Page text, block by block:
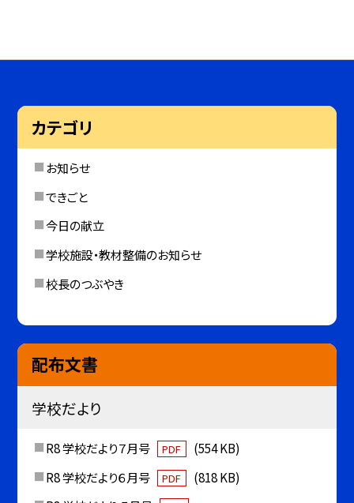
カテゴリ
お知らせ
できごと
今日の献立
学校施設・教材整備のお知らせ
校長のつぶやき
配布文書
学校だより
R8 学校だより７月号 PDF
(554 KB)
R8 学校だより６月号
PDF
(818 KB)